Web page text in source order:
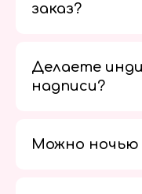
заказ?
Делаете
надписи?
Можно ночью